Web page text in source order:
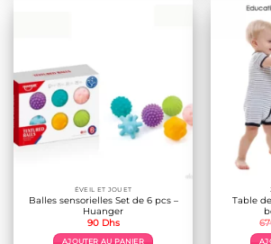
ÉVEIL ET JOUET
Balles sensorielles Set de 6 pcs –
Huanger
90 Dhs
AJOUTER AU PANIER
Table